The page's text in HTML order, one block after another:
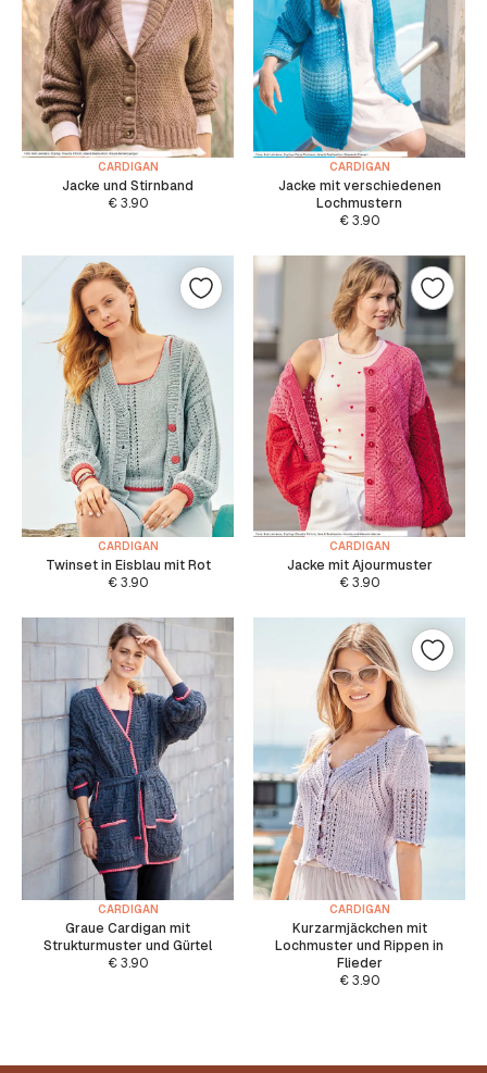
CARDIGAN
Jacke und Stirnband
€3.90
CARDIGAN
Jacke mit verschiedenen
Lochmustern
€3.90
CARDIGAN
Twinset in Eisblau mit Rot
€3.90
CARDIGAN
Jacke mit Ajourmuster
€3.90
CARDIGAN
Graue Cardigan mit
Strukturmuster und Gürtel
€3.90
CARDIGAN
Kurzarmjäckchen mit
Lochmuster und Rippen in
Flieder
€3.90